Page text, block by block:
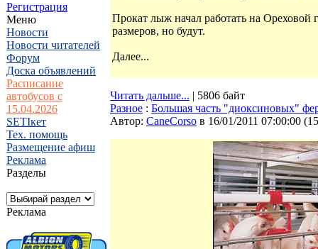
Регистрация
Меню
Новости
Новости читателей
Форум
Доска объявлений
Расписание
автобусов с
15.04.2026
SETIкет
Тех. помощь
Размещение афиш
Реклама
Разделы
Реклама
Прокат лыж начал работать на Ореховой
размеров, но будут.
Далее...
Читать дальше... | 5806 байт
Разное : Большая часть "диоксиновых"
Автор: CaneCorso в 16/01/2011 07:00:00 (